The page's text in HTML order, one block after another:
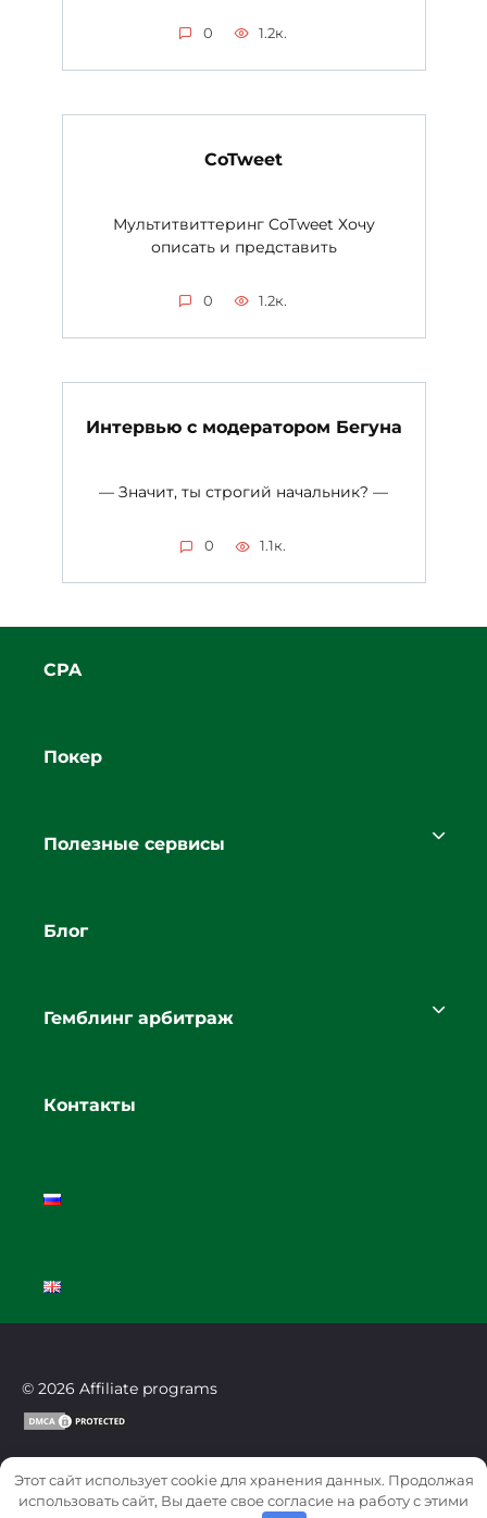
0 1.2к.
CoTweet
Мультитвиттеринг CoTweet Хочу
описать и представить
0 1.2к.
Интервью с модератором Бегуна
— Значит, ты строгий начальник? —
0 1.1к.
CPA
Покер
Полезные сервисы
Блог
Гемблинг арбитраж
Контакты
© 2026 Affiliate programs
Этот сайт использует cookie для хранения данных. Продолжая
использовать сайт, Вы даете свое согласие на работу с этими